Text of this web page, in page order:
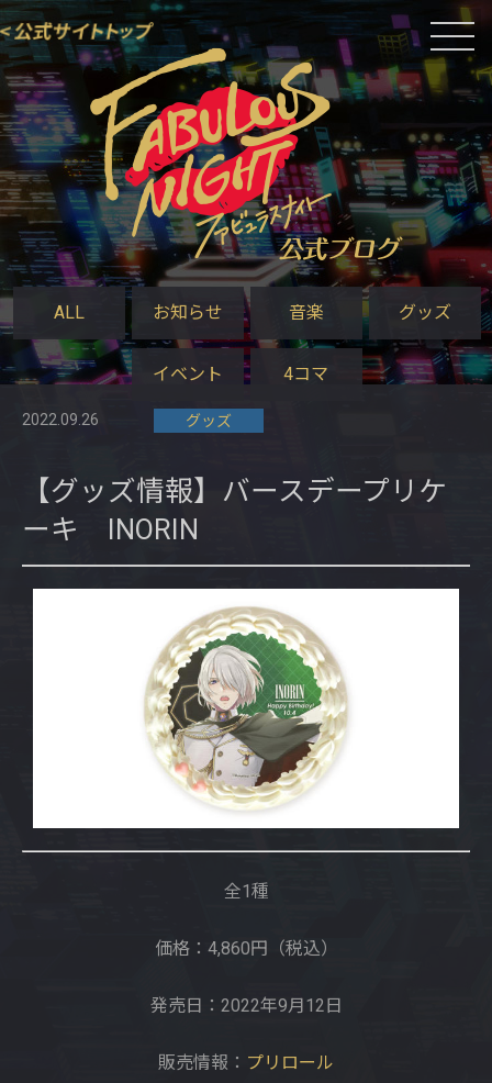
ALL お知らせ 音楽 グッズ
イベント 4コマ
2022.09.26 グッズ
【グッズ情報】バースデープリケ
ーキ INORIN
全1種
価格：4,860円（税込）
発売日：2022年9月12日
販売情報： プリロール